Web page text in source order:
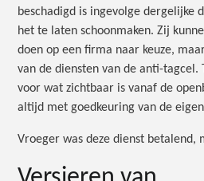
beschadigd is ingevolge dergelijke
het te laten schoonmaken. Zij
doen op een firma naar keuze,
van de diensten van de anti-tagcel.
voor wat zichtbaar is vanaf de
altijd met goedkeuring van de
Vroeger was deze dienst betalend,